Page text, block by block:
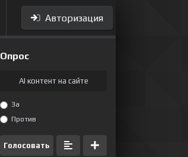
Авторизация
Опрос
AI контент на сайте
За
Против
Голосовать